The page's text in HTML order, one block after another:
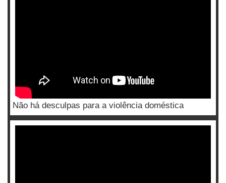
Não há desculpas para a violência doméstica